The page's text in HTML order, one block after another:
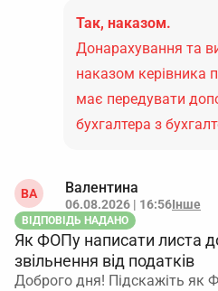
Так, наказом.
Донарахування та
наказом керівника
має передувати
бухгалтера з
ВА Валентина
06.08.2026 | 16:56Інше
ВІДПОВІДЬ НАДАНО
Як ФОПу написати листа
звільнення від податків
Доброго дня! Підскажіть як